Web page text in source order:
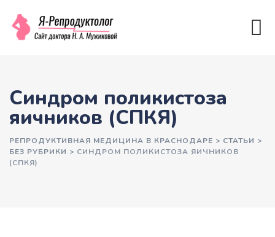
Синдром поликистоза
яичников (СПКЯ)
РЕПРОДУКТИВНАЯ МЕДИЦИНА В КРАСНОДАРЕ > СТАТЬИ >
БЕЗ РУБРИКИ > СИНДРОМ ПОЛИКИСТОЗА ЯИЧНИКОВ
(СПКЯ)